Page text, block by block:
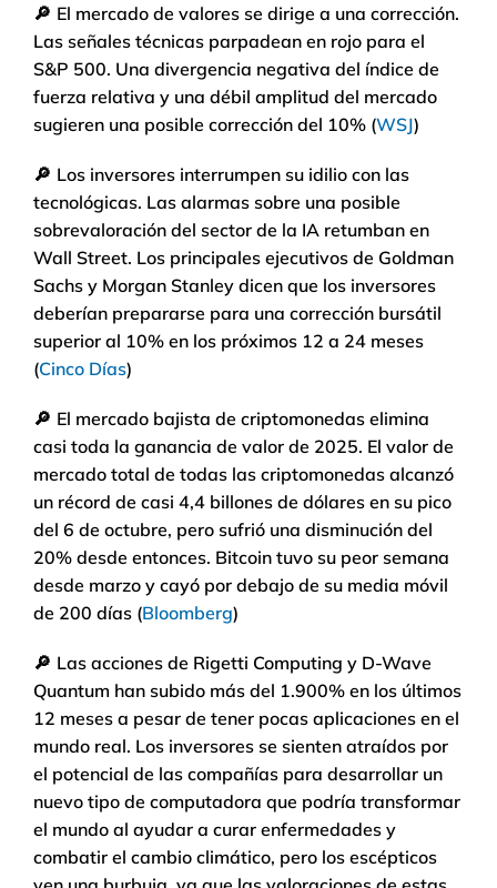
🔎 El mercado de valores se dirige a una corrección.
Las señales técnicas parpadean en rojo para el
S&P 500. Una divergencia negativa del índice de
fuerza relativa y una débil amplitud del mercado
sugieren una posible corrección del 10% (WSJ)
🔎 Los inversores interrumpen su idilio con las
tecnológicas. Las alarmas sobre una posible
sobrevaloración del sector de la IA retumban en
Wall Street. Los principales ejecutivos de Goldman
Sachs y Morgan Stanley dicen que los inversores
deberían prepararse para una corrección bursátil
superior al 10% en los próximos 12 a 24 meses
(Cinco Días)
🔎 El mercado bajista de criptomonedas elimina
casi toda la ganancia de valor de 2025. El valor de
mercado total de todas las criptomonedas alcanzó
un récord de casi 4,4 billones de dólares en su pico
del 6 de octubre, pero sufrió una disminución del
20% desde entonces. Bitcoin tuvo su peor semana
desde marzo y cayó por debajo de su media móvil
de 200 días (Bloomberg)
🔎 Las acciones de Rigetti Computing y D-Wave
Quantum han subido más del 1.900% en los últimos
12 meses a pesar de tener pocas aplicaciones en el
mundo real. Los inversores se sienten atraídos por
el potencial de las compañías para desarrollar un
nuevo tipo de computadora que podría transformar
el mundo al ayudar a curar enfermedades y
combatir el cambio climático, pero los escépticos